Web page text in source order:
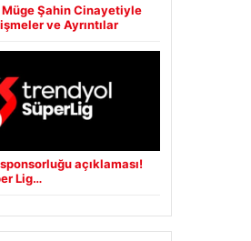
Müge Şahin Cinayetiyle
ve Ayrıntılar
açıklaması!
Lig…